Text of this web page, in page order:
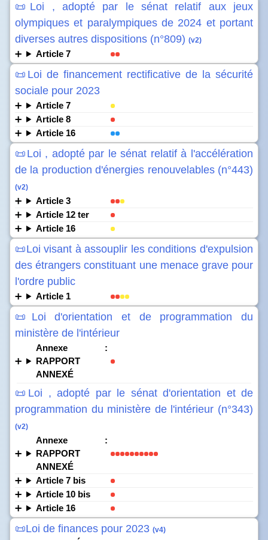
📜Loi , adopté par le sénat relatif aux jeux
olympiques et paralympiques de 2024 et portant
diverses autres dispositions (n°809) (v2)
Article 7
📜Loi de financement rectificative de la sécurité
sociale pour 2023
Article 7
Article 8
Article 16
📜Loi , adopté par le sénat relatif à l'accélération
de la production d'énergies renouvelables (n°443)
(v2)
Article 3
Article 12 ter
Article 16
📜Loi visant à assouplir les conditions d'expulsion
des étrangers constituant une menace grave pour
l'ordre public
Article 1
📜Loi d'orientation et de programmation du
ministère de l'intérieur
Annexe :
RAPPORT
ANNEXÉ
📜Loi , adopté par le sénat d'orientation et de
programmation du ministère de l'intérieur (n°343)
(v2)
Annexe :
RAPPORT
ANNEXÉ
Article 7 bis
Article 10 bis
Article 16
📜Loi de finances pour 2023 (v4)